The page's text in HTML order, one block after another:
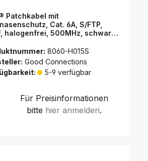
Patchkabel mit
Cat. 6A, S/FTP,
halogenfrei, 500MHz, schwarz,
8060-H015S
Good Connections
5-9 verfügbar
Für Preisinformationen
bitte hier anmelden.